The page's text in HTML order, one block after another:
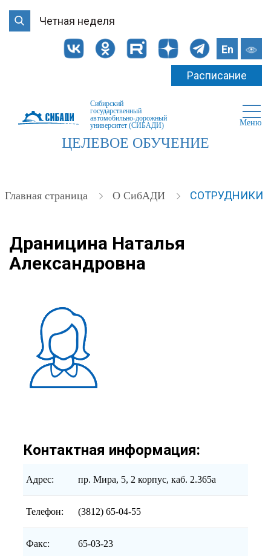
Четная неделя
En
Расписание
Сибирский
государственный
автомобильно-дорожный
университет (СИБАДИ)
Меню
ЦЕЛЕВОЕ ОБУЧЕНИЕ
Главная страница О СибАДИ СОТРУДНИКИ
Драницина Наталья
Александровна
Контактная информация:
Адрес: пр. Мира, 5, 2 корпус, каб. 2.365а
Телефон: (3812) 65-04-55
Факс: 65-03-23